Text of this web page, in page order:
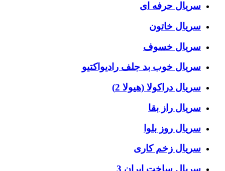
سریال حرفه ای
سریال خاتون
سریال خسوف
سریال خوب بد جلف رادیواکتیو
سریال دراکولا (هیولا 2)
سریال راز بقا
سریال روز بلوا
سریال زخم کاری
سریال ساخت ایران 3